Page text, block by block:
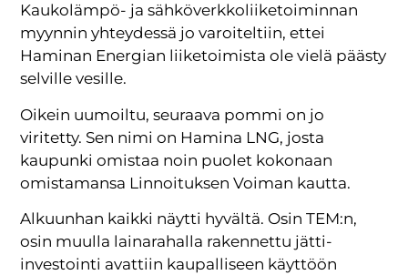
Kaukolämpö- ja sähköverkkoliiketoiminnan
myynnin yhteydessä jo varoiteltiin, ettei
Haminan Energian liiketoimista ole vielä päästy
selville vesille.
Oikein uumoiltu, seuraava pommi on jo
viritetty. Sen nimi on Hamina LNG, josta
kaupunki omistaa noin puolet kokonaan
omistamansa Linnoituksen Voiman kautta.
Alkuunhan kaikki näytti hyvältä. Osin TEM:n,
osin muulla lainarahalla rakennettu jätti-
investointi avattiin kaupalliseen käyttöön